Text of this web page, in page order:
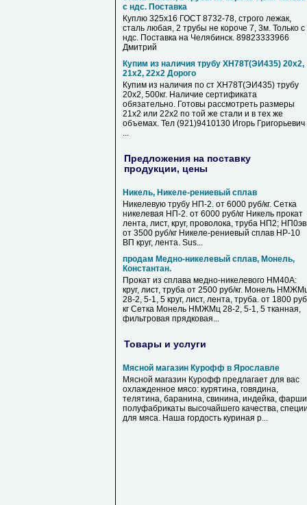
с ндс. Поставка
Куплю 325х16 ГОСТ 8732-78, строго лежак,
сталь любая, 2 трубы не короче 7, 3м. Только с
ндс. Поставка на Челябинск. 89823333966
Дмитрий
Купим из наличия трубу ХН78Т(ЭИ435) 20х2,
21х2, 22х2 Дорого
Купим из наличия по ст ХН78Т(ЭИ435) трубу
20х2, 500кг. Наличие сертификата
обязательно. Готовы рассмотреть размеры
21х2 или 22х2 по той же стали и в тех же
объемах. Тел (921)9410130 Игорь Григорьевич
...
Предложения на поставку
продукции, цены
Никель, Никеле-рениевый сплав
Никелевую трубу НП-2. от 6000 руб/кг. Сетка
никелевая НП-2. от 6000 руб/кг Никель прокат
лента, лист, круг, проволока, труба НП2;
от 3500 руб/кг Никеле-рениевый сплав НР-10
ВП круг, лента. Sus...
продам Медно-никелевый сплав, Монель,
Константан.
Прокат из сплава медно-никелевого НМ40А:
круг, лист, труба от 2500 руб/кг. Монель
28-2, 5-1, 5 круг, лист, лента, труба. от 1800
кг Сетка Монель НМЖМц 28-2, 5-1, 5 тканная,
фильтровая прядковая...
Товары и услуги
Мясной магазин Курофф в Ярославле
Мясной магазин Курофф предлагает для вас
охлажденное мясо: курятина, говядина,
телятина, баранина, свинина, индейка,
полуфабрикаты высочайшего качества,
для мяса. Наша гордость куриная р...